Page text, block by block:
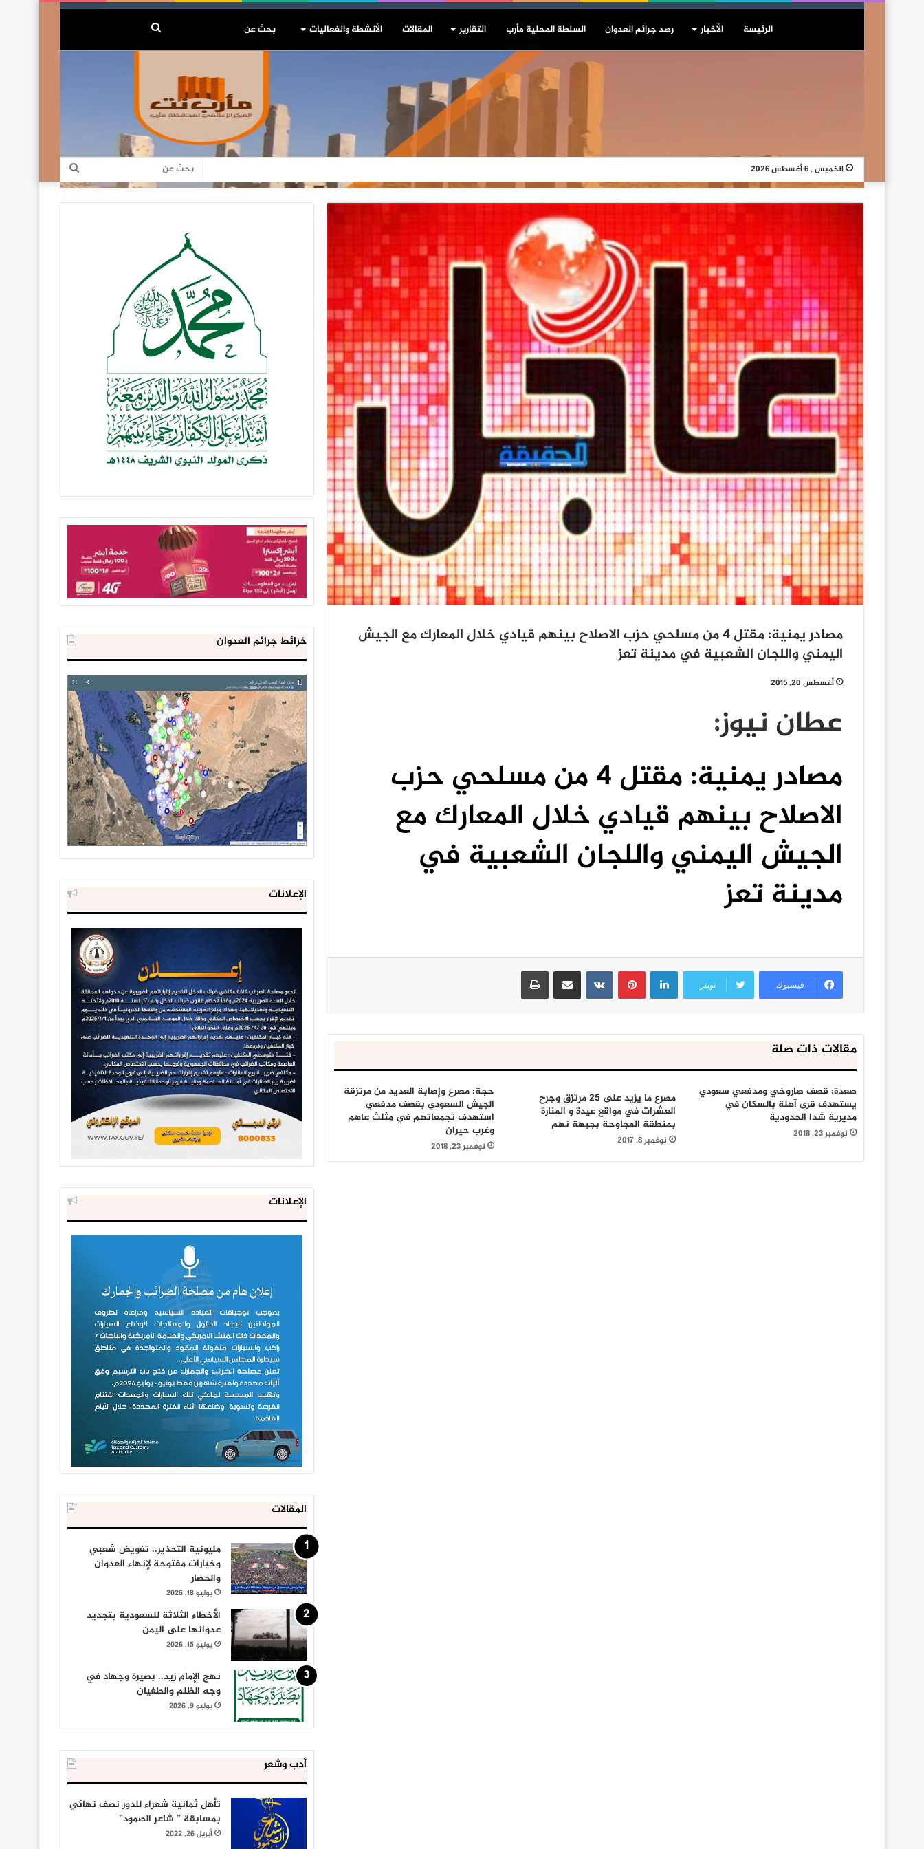
الرئيسة الأخبار رصد جرائم العدوان السلطة المحلية مأرب التقارير المقالات الأنشطة والفعاليات بحث
الخميس , 6 أغسطس 2026
بحث
عن
مصادر يمنية: مقتل 4 من مسلحي حزب الاصلاح بينهم قيادي خلال المعارك مع الجيش
اليمني واللجان الشعبية في مدينة تعز
أغسطس 20, 2015
عطان نيوز:
مصادر يمنية: مقتل 4 من مسلحي حزب
الاصلاح بينهم قيادي خلال المعارك مع
الجيش اليمني واللجان الشعبية في
مدينة تعز
فيسبوك تويتر
لينكدإنبينتيريست مشاركة عبر البريد طباعة
مقالات ذات صلة
صعدة: قصف صاروخي ومدفعي سعودي
يستهدف قرى آهلة بالسكان في
مديرية شدا الحدودية
نوفمبر 23, 2018
مصرع ما يزيد على 25 مرتزق وجرح
العشرات في مواقع عيدة و المنارة
بمنطقة المجاوحة بجبهة نهم
نوفمبر 8, 2017
حجة: مصرع وإصابة العديد من مرتزقة
الجيش السعودي بقصف مدفعي
استهدف تجمعاتهم في مثلث عاهم
وغرب حيران
نوفمبر 23, 2018
خرائط جرائم العدوان
الإعلانات
الإعلانات
المقالات
مليونية التحذير.. تفويض شعبي
وخيارات مفتوحة لإنهاء العدوان
والحصار
يوليو 18, 2026
الأخطاء الثلاثة للسعودية بتجديد
عدوانها على اليمن
يوليو 15, 2026
نهج الإمام زيد.. بصيرة وجهاد في
وجه الظلم والطغيان
يوليو 9, 2026
أدب وشعر
تأهل ثمانية شعراء للدور نصف نهائي
بمسابقة ” شاعر الصمود”
أبريل 26, 2022